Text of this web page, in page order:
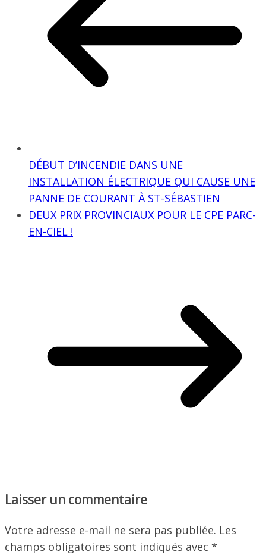
DÉBUT D’INCENDIE DANS UNE
INSTALLATION ÉLECTRIQUE QUI CAUSE UNE
PANNE DE COURANT À ST-SÉBASTIEN
DEUX PRIX PROVINCIAUX POUR LE CPE PARC-
EN-CIEL !
Laisser un commentaire
Votre adresse e-mail ne sera pas publiée. Les
champs obligatoires sont indiqués avec *